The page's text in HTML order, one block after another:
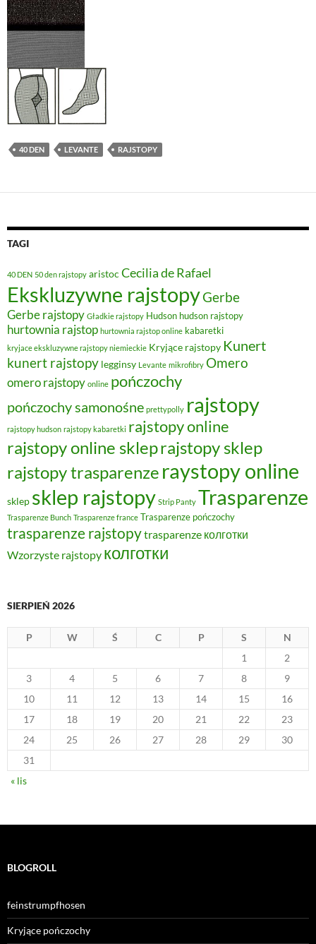
40 DEN LEVANTE RAJSTOPY
TAGI
40 DEN 50 den rajstopy aristoc Cecilia de Rafael
Ekskluzywne rajstopyGerbe
Gerbe rajstopy Gładkie rajstopy Hudson hudson rajstopy
hurtownia rajstop hurtownia rajstop online kabaretki
kryjace ekskluzywne rajstopy niemieckie Kryjące rajstopy Kunert
kunert rajstopy legginsy Levante mikrofibry Omero
omero rajstopy online pończochy
pończochy samonośne prettypolly rajstopy
rajstopy hudson rajstopy kabaretki rajstopy online
rajstopy online skleprajstopy sklep
rajstopy trasparenze raystopy online
sklep sklep rajstopy Strip Panty Trasparenze
Trasparenze Bunch Trasparenze france Trasparenze pończochy
trasparenze rajstopytrasparenze колготки
Wzorzyste rajstopy колготки
SIERPIEŃ 2026
P W Ś C P S
N
1
2
3
4 5 6 7 8
9
10
11 12 13 14 15
16
17
18 19 20 21 22
23
24
25 26 27 28 29
30
31
« lis
BLOGROLL
feinstrumpfhosen
Kryjące pończochy